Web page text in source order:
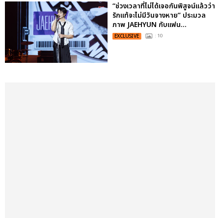
“ช่วงเวลาที่ไม่ได้เจอกันพิสูจน์แล้วว่า
รักแท้จะไม่มีวันจางหาย” ประมวล
ภาพ JAEHYUN กับแฟน...
EXCLUSIVE : 10